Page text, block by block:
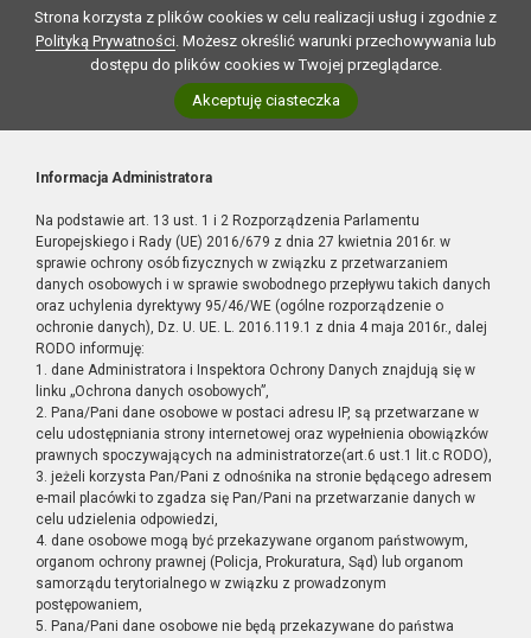
Strona korzysta z plików cookies w celu realizacji usług i zgodnie z
Polityką Prywatności. Możesz określić warunki przechowywania lub
dostępu do plików cookies w Twojej przeglądarce.
Akceptuję ciasteczka
Informacja Administratora
Na podstawie art. 13 ust. 1 i 2 Rozporządzenia Parlamentu
Europejskiego i Rady (UE) 2016/679 z dnia 27 kwietnia 2016r. w
sprawie ochrony osób fizycznych w związku z przetwarzaniem
danych osobowych i w sprawie swobodnego przepływu takich danych
oraz uchylenia dyrektywy 95/46/WE (ogólne rozporządzenie o
ochronie danych), Dz. U. UE. L. 2016.119.1 z dnia 4 maja 2016r., dalej
RODO informuję:
1. dane Administratora i Inspektora Ochrony Danych znajdują się w
linku „Ochrona danych osobowych”,
2. Pana/Pani dane osobowe w postaci adresu IP, są przetwarzane w
celu udostępniania strony internetowej oraz wypełnienia obowiązków
prawnych spoczywających na administratorze(art.6 ust.1 lit.c RODO),
3. jeżeli korzysta Pan/Pani z odnośnika na stronie będącego adresem
e-mail placówki to zgadza się Pan/Pani na przetwarzanie danych w
celu udzielenia odpowiedzi,
4. dane osobowe mogą być przekazywane organom państwowym,
organom ochrony prawnej (Policja, Prokuratura, Sąd) lub organom
samorządu terytorialnego w związku z prowadzonym
postępowaniem,
5. Pana/Pani dane osobowe nie będą przekazywane do państwa